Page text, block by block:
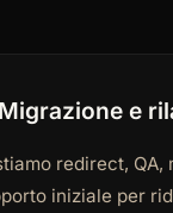
e
redirect, QA,
iniziale per